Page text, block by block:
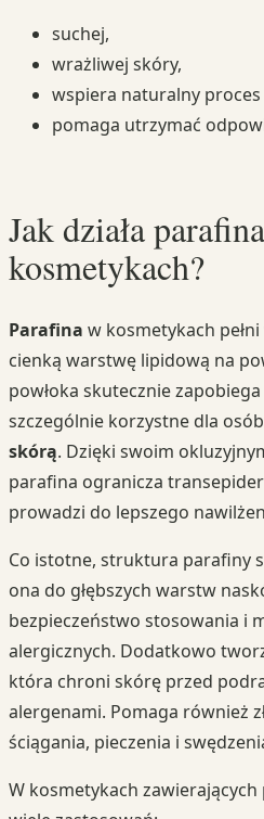
suchej,
wrażliwej skóry,
wspiera naturalny
pomaga utrzymać
Jak działa
kosmetykach?
Parafina w kosmetykach
cienką warstwę lipidową na
powłoka skutecznie
szczególnie korzystne dla
skórą. Dzięki swoim
parafina ogranicza
prowadzi do lepszego
Co istotne, struktura parafiny
ona do głębszych warstw
bezpieczeństwo stosowania i
alergicznych. Dodatkowo
która chroni skórę przed
alergenami. Pomaga również
ściągania, pieczenia i
W kosmetykach